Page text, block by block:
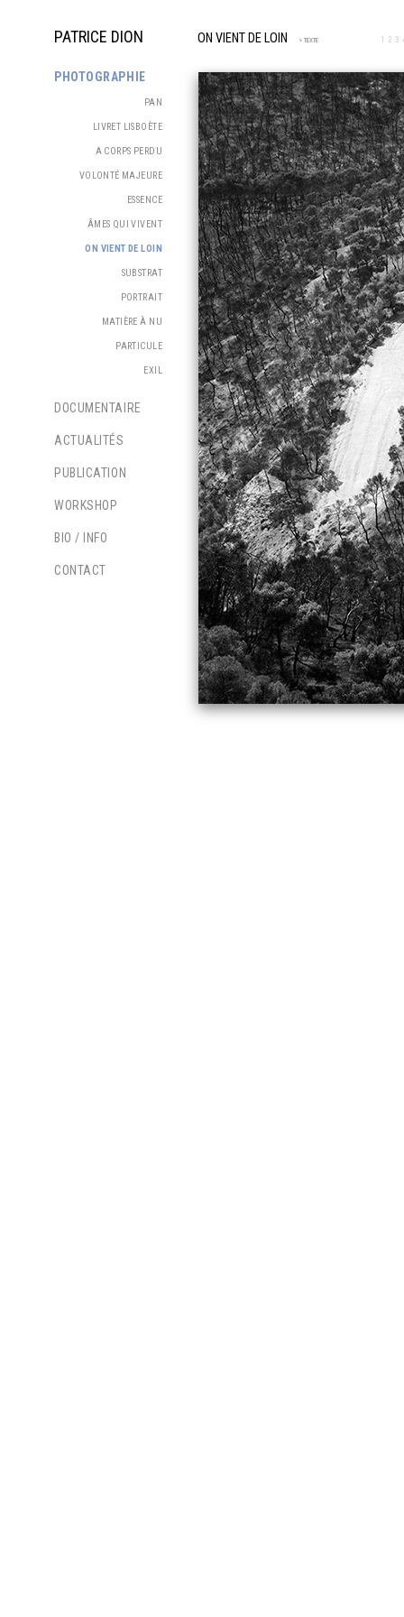
PATRICE DION ON VIENT DE LOIN > TEXTE
PHOTOGRAPHIE
PAN
LIVRET LISBOÈTE
A CORPS PERDU
VOLONTÉ MAJEURE
ESSENCE
ÂMES QUI VIVENT
ON VIENT DE LOIN
SUBSTRAT
PORTRAIT
MATIÈRE À NU
PARTICULE
EXIL
DOCUMENTAIRE
ACTUALITÉS
PUBLICATION
WORKSHOP
BIO / INFO
CONTACT
2 3